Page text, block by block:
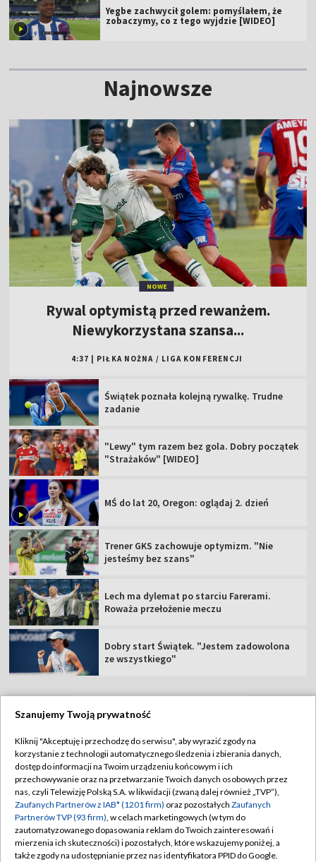
Yegbe zachwycił golem: pomyślałem, że
zobaczymy, co z tego wyjdzie [WIDEO]
Najnowsze
NOWE
Rywal optymistą przed rewanżem.
Niewykorzystana szansa...
4:37 PIŁKA NOŻNA / LIGA KONFERENCJI
Świątek poznała kolejną rywalkę. Trudne
zadanie
"Lewy" tym razem bez gola. Dobry początek
"Strażaków" [WIDEO]
MŚ do lat 20, Oregon: oglądaj 2. dzień
Trener GKS zachowuje optymizm. "Nie
jesteśmy bez szans"
Lech ma dylemat po starciu Farerami.
Roważa przełożenie meczu
Dobry start Świątek. "Jestem zadowolona
ze wszystkiego"
Abonament TVP
Sklep TVP
Biuro Reklamy
Oferta Handlowa
Telegazeta ogłoszenia
Regulamin TVP
Polityka prywatności
Moje zgody
Biuro reklamy
Kontakt
Szanujemy Twoją prywatność
Kliknij "Akceptuję i przechodzę do serwisu", aby wyrazić zgody na
korzystanie z technologii automatycznego śledzenia i zbierania danych,
dostęp do informacji na Twoim urządzeniu końcowym i ich
przechowywanie oraz na przetwarzanie Twoich danych osobowych przez
nas, czyli Telewizję Polską S.A. w likwidacji (zwaną dalej również „TVP”),
Zaufanych Partnerów z IAB* (1201 firm) oraz pozostałych Zaufanych
Partnerów TVP (93 firm), w celach marketingowych (w tym do
zautomatyzowanego dopasowania reklam do Twoich zainteresowań i
mierzenia ich skuteczności) i pozostałych, które wskazujemy poniżej, a
także zgody na udostępnianie przez nas identyfikatora PPID do Google.